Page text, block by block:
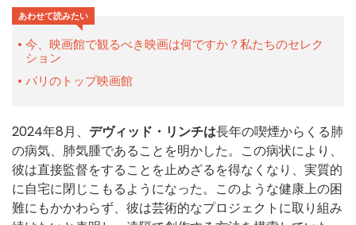
あわせて読みたい
今、映画館で観るべき映画は何ですか？私たちのセレク
ション
パリのトップ映画館
2024年8月、 デヴィッド・リンチは長年の喫煙からくる肺
の病気、肺気腫であることを明かした。この病状により、
彼は直接監督をすることを止めざるを得なくなり、実質的
に自宅に閉じこもるようになった。このような健康上の困
難にもかかわらず、彼は芸術的なプロジェクトに取り組み